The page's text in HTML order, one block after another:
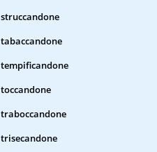
struccandone
tabaccandone
tempificandone
toccandone
traboccandone
trisecandone